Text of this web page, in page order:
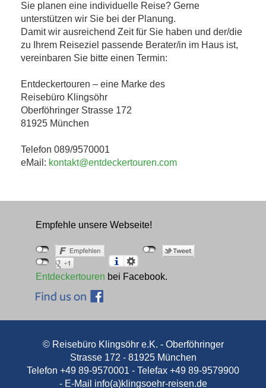
Sie planen eine individuelle Reise? Gerne
unterstützen wir Sie bei der Planung.
Damit wir ausreichend Zeit für Sie haben und der/die
zu Ihrem Reiseziel passende Berater/in im Haus ist,
vereinbaren Sie bitte einen Termin:
Entdeckertouren – eine Marke des
Reisebüro Klingsöhr
Oberföhringer Strasse 172
81925 München
Telefon 089/9570001
eMail: kontakt@entdeckertouren.com
Empfehle unsere Webseite!
Entdeckertouren bei Facebook.
© Reisebüro Klingsöhr e.K. - Oberföhringer
Strasse 172 - 81925 München
Telefon +49 89-9570001 - Telefax +49 89-9579900
- E-Mail info(a)klingsoehr-reisen.de